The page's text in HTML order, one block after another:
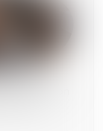
justification
lui est